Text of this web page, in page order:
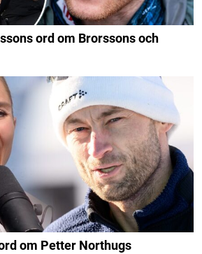
ord om Brorssons och
om Petter Northugs